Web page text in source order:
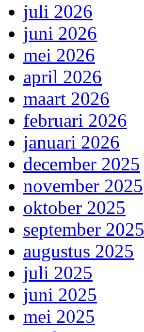
juli 2026
juni 2026
mei 2026
april 2026
maart 2026
februari 2026
januari 2026
december 2025
november 2025
oktober 2025
september 2025
augustus 2025
juli 2025
juni 2025
mei 2025